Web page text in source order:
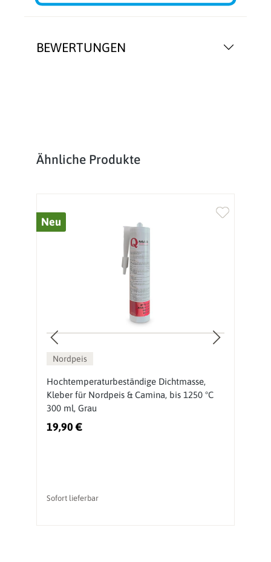
BEWERTUNGEN
Produktgalerie überspringen
Ähnliche Produkte
Neu
Nordpeis
Hochtemperaturbeständige Dichtmasse,
Kleber für Nordpeis & Camina, bis 1250 °C
300 ml, Grau
19,90 €
Sofort lieferbar